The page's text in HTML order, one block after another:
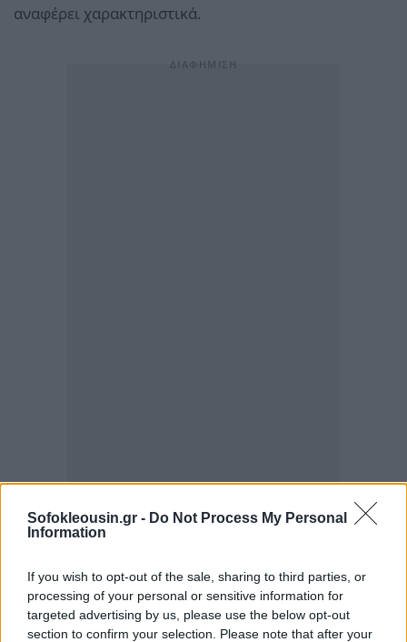
Sofokleousin.gr - Do Not Process My Personal
Information
If you wish to opt-out of the sale, sharing to third parties, or
processing of your personal or sensitive information for
targeted advertising by us, please use the below opt-out
section to confirm your selection. Please note that after your
αναφέρει χαρακτηριστικά.
Επιπλέον, όπως σημειώνεται από το ΜΕΤΕΟ/ΕΑΑ